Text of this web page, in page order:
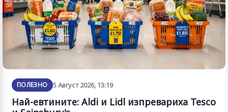
ПОЛЕЗНО 5 Август 2026, 13:19
Най-евтините: Aldi и Lidl изпревариха Tesco